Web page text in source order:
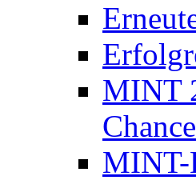
MINT
MINT-